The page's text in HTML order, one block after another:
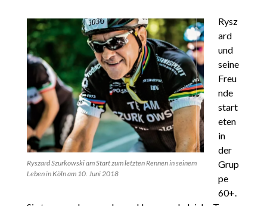
Ryszard Szurkowski am Start zum letzten Rennen in seinem
Leben in Köln am 10. Juni 2018
Rysz
ard
und
seine
Freu
nde
start
eten
in
der
Grup
pe
60+.